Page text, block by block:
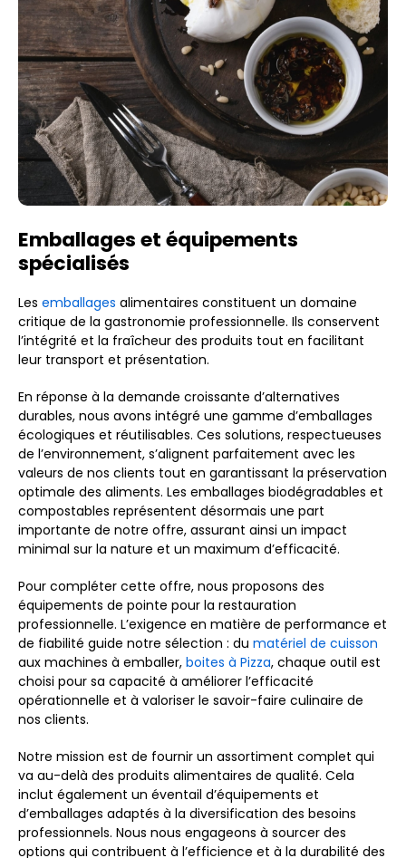
Emballages et équipements
spécialisés
Les emballages alimentaires constituent un domaine
critique de la gastronomie professionnelle. Ils conservent
l’intégrité et la fraîcheur des produits tout en facilitant
leur transport et présentation.
En réponse à la demande croissante d’alternatives
durables, nous avons intégré une gamme d’emballages
écologiques et réutilisables. Ces solutions, respectueuses
de l’environnement, s’alignent parfaitement avec les
valeurs de nos clients tout en garantissant la préservation
optimale des aliments. Les emballages biodégradables et
compostables représentent désormais une part
importante de notre offre, assurant ainsi un impact
minimal sur la nature et un maximum d’efficacité.
Pour compléter cette offre, nous proposons des
équipements de pointe pour la restauration
professionnelle. L’exigence en matière de performance et
de fiabilité guide notre sélection : du matériel de cuisson
aux machines à emballer, boites à Pizza, chaque outil est
choisi pour sa capacité à améliorer l’efficacité
opérationnelle et à valoriser le savoir-faire culinaire de
nos clients.
Notre mission est de fournir un assortiment complet qui
va au-delà des produits alimentaires de qualité. Cela
inclut également un éventail d’équipements et
d’emballages adaptés à la diversification des besoins
professionnels. Nous nous engageons à sourcer des
options qui contribuent à l’efficience et à la durabilité des